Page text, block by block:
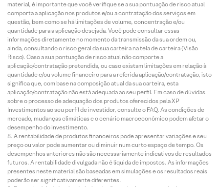
material, é importante que você verifique se a sua pontuação de risco atual
comporta a aplicação nos produtos e/ou a contratação dos serviços em
questão, bem como se há limitações de volume, concentração e/ou
quantidade para a aplicação desejada. Você pode consultar essas
informações diretamente no momento da transmissão da sua ordem ou,
ainda, consultando o risco geral da sua carteira na tela de carteira (Visão
Risco). Caso a sua pontuação de risco atual não comporte a
aplicação/contratação pretendida, ou caso existam limitações em relação à
quantidade e/ou volume financeiro para a referida aplicação/contratação, isto
significa que, com base na composição atual da sua carteira, esta
aplicação/contratação não está adequada ao seu perfil. Em caso de dúvidas
sobre o processo de adequação dos produtos oferecidos pela XP
Investimentos ao seu perfil de investidor, consulte o FAQ. As condições de
mercado, mudanças climáticas e o cenário macroeconômico podem afetar o
desempenho do investimento.
A rentabilidade de produtos financeiros pode apresentar variações e seu
preço ou valor pode aumentar ou diminuir num curto espaço de tempo. Os
desempenhos anteriores não são necessariamente indicativos de resultados
futuros. A rentabilidade divulgada não é líquida de impostos. As informações
presentes neste material são baseadas em simulações e os resultados reais
poderão ser significativamente diferentes.